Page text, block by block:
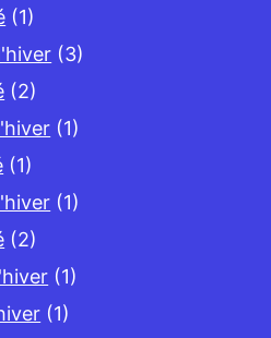
(1)
(3)
(2)
(1)
(1)
(1)
(2)
(1)
(1)